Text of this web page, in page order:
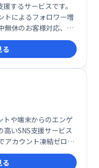
するサービスです。
トによるフォロワー増
無休のお客様対応、減
できる環境の整備を強
モーションを支援し
る
トや端末からのエンゲ
いSNS支援サービス
アカウント凍結ゼロを
いただけます。
る